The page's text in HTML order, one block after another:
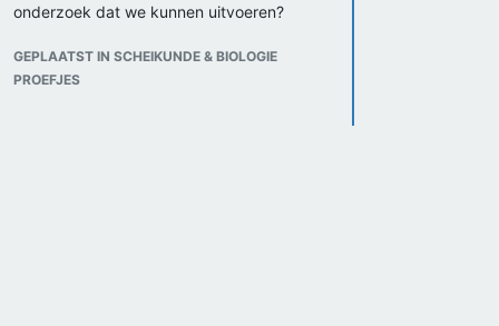
onderzoek dat we kunnen uitvoeren?
GEPLAATST IN SCHEIKUNDE & BIOLOGIE
PROEFJES